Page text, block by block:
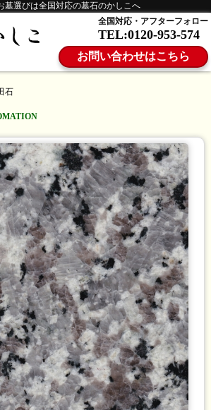
墓選びは全国対応の墓石のかしこへ
全国対応・アフターフォロー
TEL:0120-953-574
お問い合わせはこちら
石